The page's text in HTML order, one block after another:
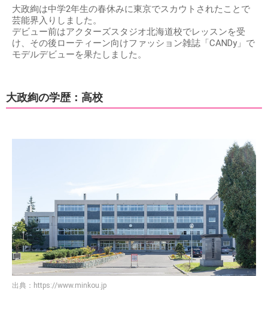
大政絢は中学2年生の春休みに東京でスカウトされたことで
芸能界入りしました。
デビュー前はアクターズスタジオ北海道校でレッスンを受
け、その後ローティーン向けファッション雑誌「CANDy」で
モデルデビューを果たしました。
大政絢の学歴：高校
出典： https://www.minkou.jp